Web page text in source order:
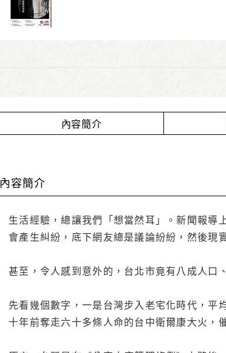
內容簡介
內容簡介
生活經驗，總讓我們「想當然耳」。新聞報
會產生糾紛，底下網友總是議論紛紛，然後現
甚至，令人感到意外的，台北市竟有八成人口
先看幾個數字，一是台灣步入老宅化時代，平
十年前奪走六十多條人命的台中衛爾康大火，